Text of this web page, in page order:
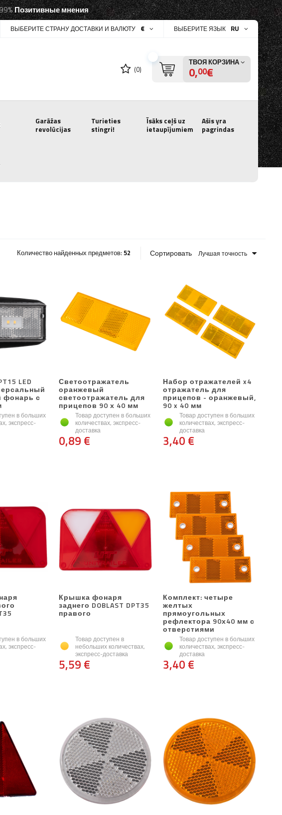
Позитивные мнения
ВЫБЕРИТЕ СТРАНУ ДОСТАВКИ И ВАЛЮТУ € ВЫБЕРИТЕ ЯЗЫК RU
(0)
ТВОЯ КОРЗИНА
0,00€
Garāžas
revolūcijas
Turieties
stingri!
Īsāks ceļš uz
ietaupījumiem
Ašis yra
pagrindas
Количество найденных предметов:52 Сортировать Лучшая точность
LED
фонарь с
в больших
экспресс-
Светоотражатель
оранжевый
светоотражатель для
прицепов 90 х 40 мм
Товар доступен в больших
количествах, экспресс-
доставка
0,89 €
Набор отражателей x4
отражатель для
прицепов - оранжевый,
90 x 40 мм
Товар доступен в больших
количествах, экспресс-
доставка
3,40 €
в больших
экспресс-
Крышка фонаря
заднего DOBLAST DPT35
правого
Товар доступен в
небольших количествах,
экспресс-доставка
5,59 €
Комплект: четыре
желтых
прямоугольных
рефлектора 90х40 мм с
отверстиями
Товар доступен в больших
количествах, экспресс-
доставка
3,40 €